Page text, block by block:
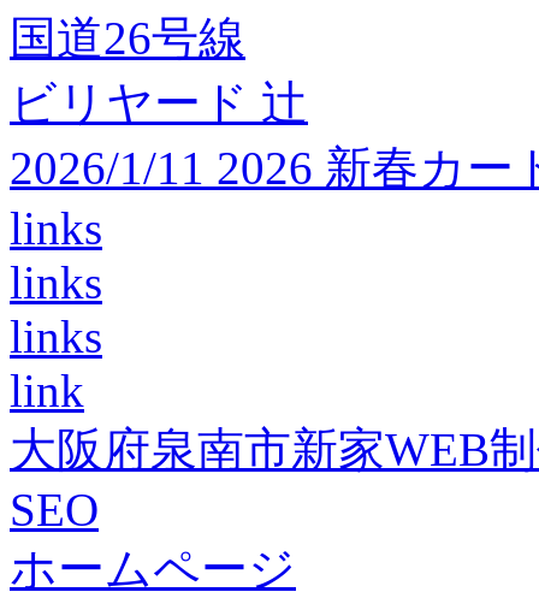
国道26号線
ビリヤード 辻
2026/1/11 2026 新春カ
links
links
links
link
大阪府泉南市新家WEB
SEO
ホームページ